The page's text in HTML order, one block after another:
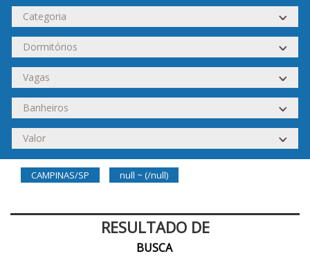
CAMPINAS/SP null ~ (/null)
RESULTADO DE
BUSCA